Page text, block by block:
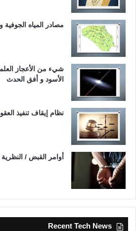
مصادر المياه الجوفية
شيء من الأعجاز
الأسود و أفق الحدث
نظام إيقاف تنفيذ
أوامر القبض / النظرية
Recent Tech News